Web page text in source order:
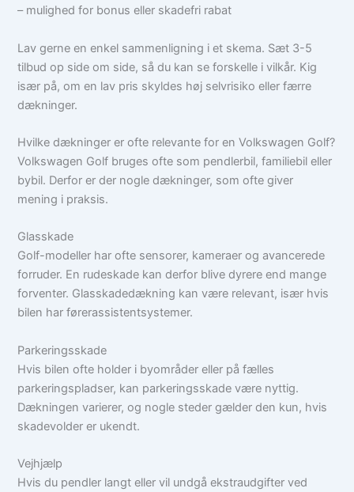
– mulighed for bonus eller skadefri rabat
Lav gerne en enkel sammenligning i et skema. Sæt 3-5
tilbud op side om side, så du kan se forskelle i vilkår. Kig
især på, om en lav pris skyldes høj selvrisiko eller færre
dækninger.
Hvilke dækninger er ofte relevante for en Volkswagen Golf?
Volkswagen Golf bruges ofte som pendlerbil, familiebil eller
bybil. Derfor er der nogle dækninger, som ofte giver
mening i praksis.
Glasskade
Golf-modeller har ofte sensorer, kameraer og avancerede
forruder. En rudeskade kan derfor blive dyrere end mange
forventer. Glasskadedækning kan være relevant, især hvis
bilen har førerassistentsystemer.
Parkeringsskade
Hvis bilen ofte holder i byområder eller på fælles
parkeringspladser, kan parkeringsskade være nyttig.
Dækningen varierer, og nogle steder gælder den kun, hvis
skadevolder er ukendt.
Vejhjælp
Hvis du pendler langt eller vil undgå ekstraudgifter ved